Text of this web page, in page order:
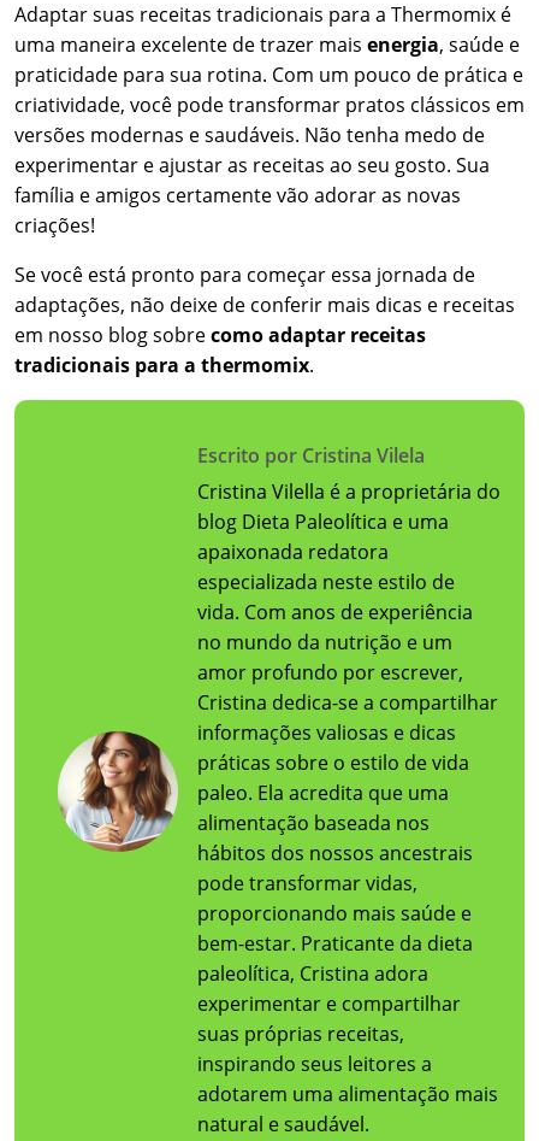
Adaptar suas receitas tradicionais para a Thermomix é
uma maneira excelente de trazer mais energia, saúde e
praticidade para sua rotina. Com um pouco de prática e
criatividade, você pode transformar pratos clássicos em
versões modernas e saudáveis. Não tenha medo de
experimentar e ajustar as receitas ao seu gosto. Sua
família e amigos certamente vão adorar as novas
criações!
Se você está pronto para começar essa jornada de
adaptações, não deixe de conferir mais dicas e receitas
em nosso blog sobrecomo adaptar receitas
tradicionais para a thermomix.
Escrito por Cristina Vilela
Cristina Vilella é a proprietária do
blog Dieta Paleolítica e uma
apaixonada redatora
especializada neste estilo de
vida. Com anos de experiência
no mundo da nutrição e um
amor profundo por escrever,
Cristina dedica-se a compartilhar
informações valiosas e dicas
práticas sobre o estilo de vida
paleo. Ela acredita que uma
alimentação baseada nos
hábitos dos nossos ancestrais
pode transformar vidas,
proporcionando mais saúde e
bem-estar. Praticante da dieta
paleolítica, Cristina adora
experimentar e compartilhar
suas próprias receitas,
inspirando seus leitores a
adotarem uma alimentação mais
natural e saudável.